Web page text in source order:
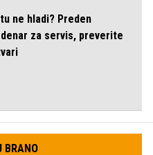
ne hladi? Preden
za servis, preverite
BRANO